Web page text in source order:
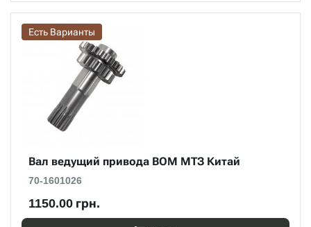
Есть Варианты
Вал ведущий привода ВОМ МТЗ Китай
70-1601026
1150.00 грн.